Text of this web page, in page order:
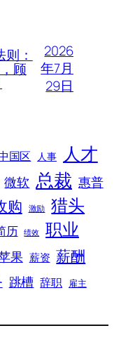
：
顾
2026
年7月
29日
国区 人事 人才
微软 总裁 惠普
购 激励 猎头
历 绩效 职业
果 薪资 薪酬
跳槽 辞职 雇主